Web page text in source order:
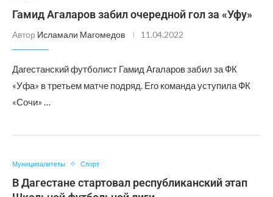
Гамид Агаларов забил очередной гол за «Уфу»
Автор Исламали Магомедов 11.04.2022
Дагестанский футболист Гамид Агаларов забил за ФК
«Уфа» в третьем матче подряд. Его команда уступила ФК
«Сочи» …
Муниципалитеты Спорт
В Дагестане стартовал республиканский этап